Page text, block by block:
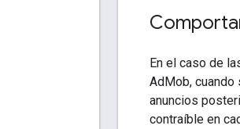
En el caso de
AdMob, cuando
anuncios
contraíble en